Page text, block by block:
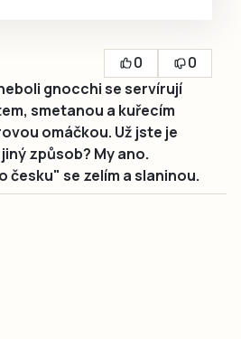
0
0
gnocchi se servírují
smetanou a kuřecím
omáčkou. Už jste je
způsob? My ano.
česku" se zelím a slaninou.